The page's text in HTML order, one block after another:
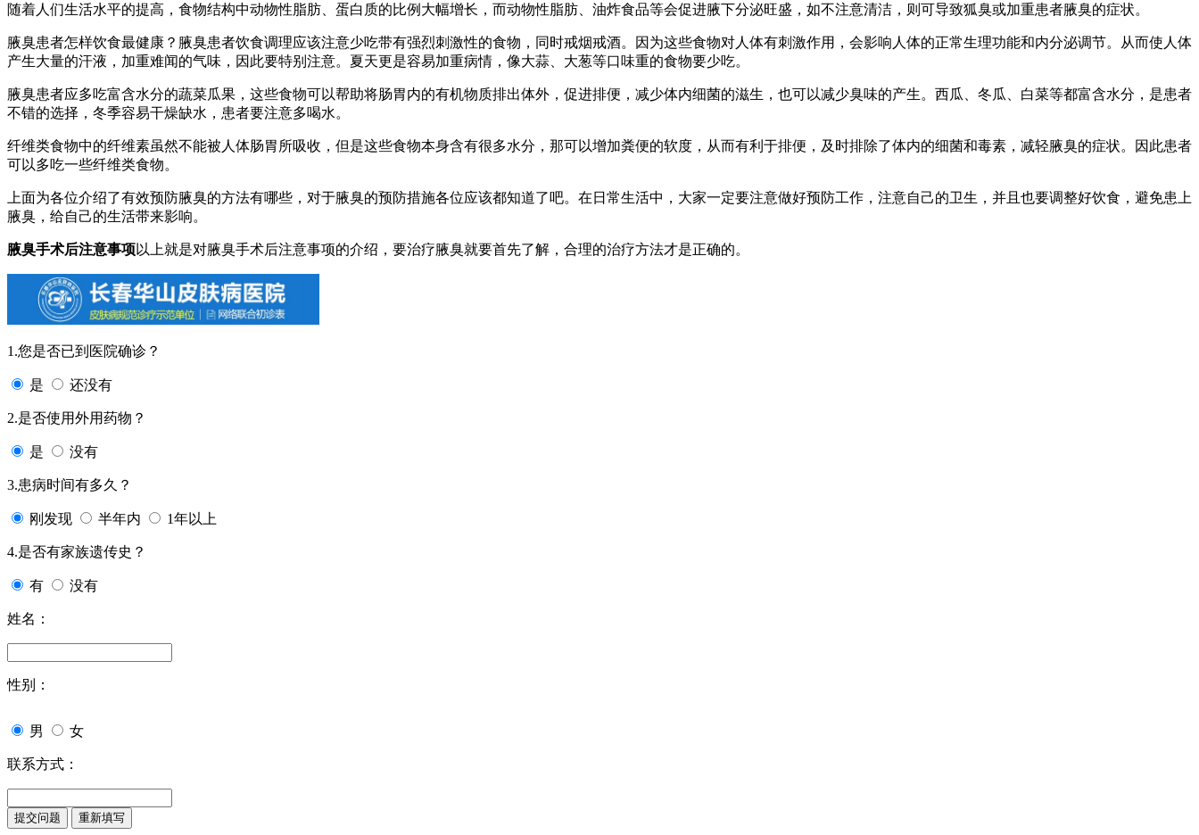
随着人们生活水平的提高，食物结构中动物性脂肪、蛋白质的比例大幅增长，而动物性脂肪、油炸食品等会促进腋下分泌旺盛，如不注意清洁，则可导致狐臭或加重患者腋臭的症状。
腋臭患者怎样饮食最健康？腋臭患者饮食调理应该注意少吃带有强烈刺激性的食物，同时戒烟戒酒。因为这些食物对人体有刺激作用，会影响人体的正常生理功能和内分泌调节。从而使人体
产生大量的汗液，加重难闻的气味，因此要特别注意。夏天更是容易加重病情，像大蒜、大葱等口味重的食物要少吃。
腋臭患者应多吃富含水分的蔬菜瓜果，这些食物可以帮助将肠胃内的有机物质排出体外，促进排便，减少体内细菌的滋生，也可以减少臭味的产生。西瓜、冬瓜、白菜等都富含水分，是患者
不错的选择，冬季容易干燥缺水，患者要注意多喝水。
纤维类食物中的纤维素虽然不能被人体肠胃所吸收，但是这些食物本身含有很多水分，那可以增加粪便的软度，从而有利于排便，及时排除了体内的细菌和毒素，减轻腋臭的症状。因此患者
可以多吃一些纤维类食物。
上面为各位介绍了有效预防腋臭的方法有哪些，对于腋臭的预防措施各位应该都知道了吧。在日常生活中，大家一定要注意做好预防工作，注意自己的卫生，并且也要调整好饮食，避免患上
腋臭，给自己的生活带来影响。
腋臭手术后注意事项以上就是对腋臭手术后注意事项的介绍，要治疗腋臭就要首先了解，合理的治疗方法才是正确的。
1.您是否已到医院确诊？
是 还没有
2.是否使用外用药物？
是 没有
3.患病时间有多久？
刚发现 半年内 1年以上
4.是否有家族遗传史？
有 没有
姓名：
性别：
男 女
联系方式：